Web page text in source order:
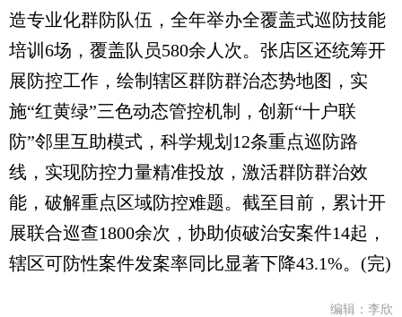
造专业化群防队伍，全年举办全覆盖式巡防技能
培训6场，覆盖队员580余人次。张店区还统筹开
展防控工作，绘制辖区群防群治态势地图，实
施“红黄绿”三色动态管控机制，创新“十户联
防”邻里互助模式，科学规划12条重点巡防路
线，实现防控力量精准投放，激活群防群治效
能，破解重点区域防控难题。截至目前，累计开
展联合巡查1800余次，协助侦破治安案件14起，
辖区可防性案件发案率同比显著下降43.1%。(完)
编辑：李欣